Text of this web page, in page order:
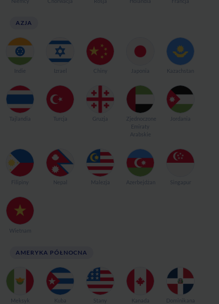
AZJA
Indie Izrael Chiny Japonia Kazachstan
Tajlandia Turcja Gruzja
Zjednoczone
Emiraty
Arabskie
Jordania
Filipiny Nepal Malezja Azerbejdżan Singapur
Wietnam
AMERYKA PÓŁNOCNA
Meksyk Kuba
Stany
Kanada Dominikana